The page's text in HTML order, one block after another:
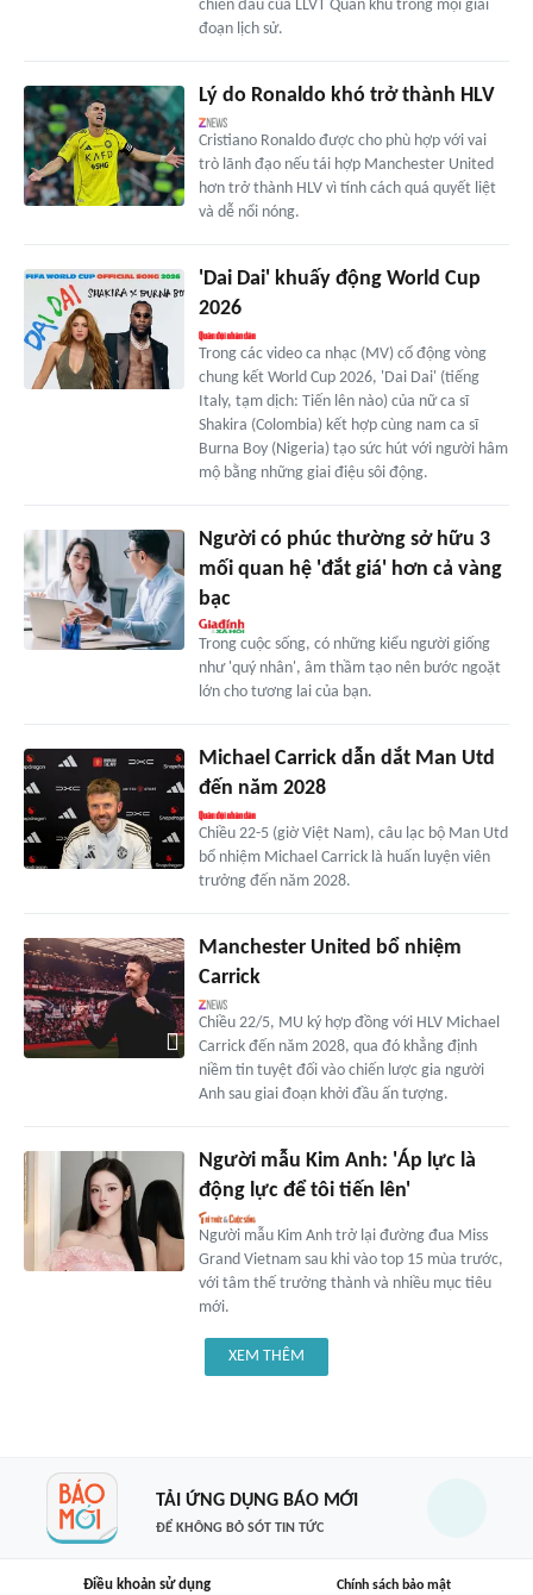
chiến đấu của LLVT Quân khu trong mọi giai
đoạn lịch sử.
Lý do Ronaldo khó trở thành HLV
Cristiano Ronaldo được cho phù hợp với vai
trò lãnh đạo nếu tái hợp Manchester United
hơn trở thành HLV vì tính cách quá quyết liệt
và dễ nổi nóng.
'Dai Dai' khuấy động World Cup
2026
Trong các video ca nhạc (MV) cổ động vòng
chung kết World Cup 2026, 'Dai Dai' (tiếng
Italy, tạm dịch: Tiến lên nào) của nữ ca sĩ
Shakira (Colombia) kết hợp cùng nam ca sĩ
Burna Boy (Nigeria) tạo sức hút với người hâm
mộ bằng những giai điệu sôi động.
Người có phúc thường sở hữu 3
mối quan hệ 'đắt giá' hơn cả vàng
bạc
Trong cuộc sống, có những kiểu người giống
như 'quý nhân', âm thầm tạo nên bước ngoặt
lớn cho tương lai của bạn.
Michael Carrick dẫn dắt Man Utd
đến năm 2028
Chiều 22-5 (giờ Việt Nam), câu lạc bộ Man Utd
bổ nhiệm Michael Carrick là huấn luyện viên
trưởng đến năm 2028.
Manchester United bổ nhiệm
Carrick
Chiều 22/5, MU ký hợp đồng với HLV Michael
Carrick đến năm 2028, qua đó khẳng định
niềm tin tuyệt đối vào chiến lược gia người
Anh sau giai đoạn khởi đầu ấn tượng.
Người mẫu Kim Anh: 'Áp lực là
động lực để tôi tiến lên'
Người mẫu Kim Anh trở lại đường đua Miss
Grand Vietnam sau khi vào top 15 mùa trước,
với tâm thế trưởng thành và nhiều mục tiêu
mới.
XEM THÊM
TẢI ỨNG DỤNG BÁO MỚI
ĐỂ KHÔNG BỎ SÓT TIN TỨC
Điều khoản sử dụng Chính sách bảo mật